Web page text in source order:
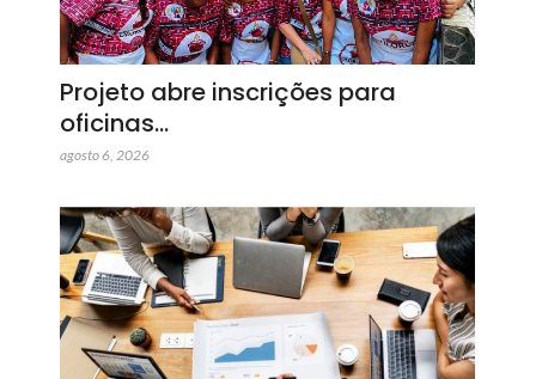
Projeto abre inscrições para
oficinas…
agosto 6, 2026